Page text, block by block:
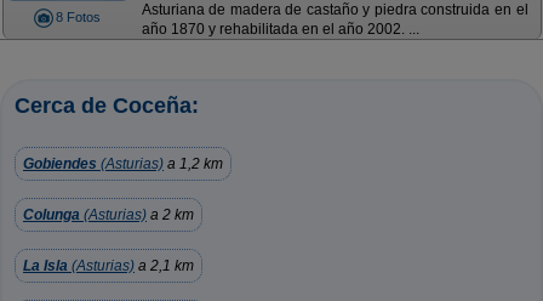
8 Fotos
Asturiana de madera de castaño y piedra construida en el
año 1870 y rehabilitada en el año 2002. ...
Cerca de Coceña:
Gobiendes (Asturias) a 1,2 km
Colunga (Asturias) a 2 km
La Isla (Asturias) a 2,1 km